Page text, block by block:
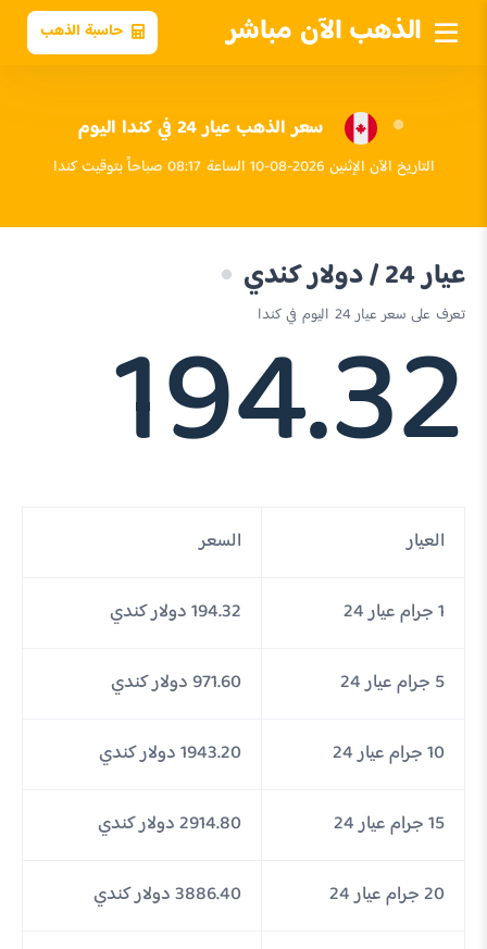
الذهب الآن مباشر حاسبة الذهب
سعر الذهب عيار 24 في كندا اليوم
التاريخ الآن الإثنين 2026-08-10 الساعة 08:17 صباحاً بتوقيت كندا
عيار 24 / دولار كندي
تعرف على سعر عيار 24 اليوم في كندا
194.32
العيار السعر
1 جرام عيار 24 194.32 دولار كندي
5 جرام عيار 24 971.60 دولار كندي
10 جرام عيار 24 1943.20 دولار كندي
15 جرام عيار 24 2914.80 دولار كندي
20 جرام عيار 24 3886.40 دولار كندي